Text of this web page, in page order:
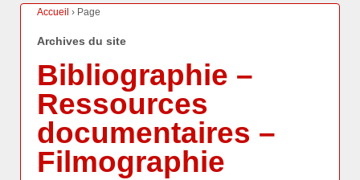
Accueil › Page
Archives du site
Bibliographie –
Ressources
documentaires –
Filmographie